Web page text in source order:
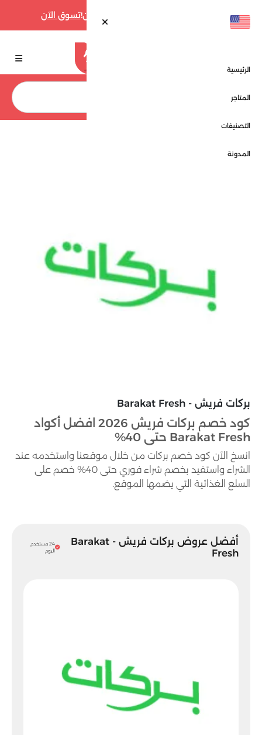
تسوق الآن
الرئيسية
المتاجر
التصنيفات
المدونة
بركات فريش - Barakat Fresh
كود خصم بركات فريش 2026 افضل أكواد
Barakat Fresh حتى 40%
انسخ الآن كود خصم بركات من خلال موقعنا واستخدمه عند
الشراء واستفيد بخصم شراء فوري حتى 40% خصم على
السلع الغذائية التي يضمها الموقع.
أفضل عروض بركات فريش - Barakat
Fresh
24 مستخدم
اليوم